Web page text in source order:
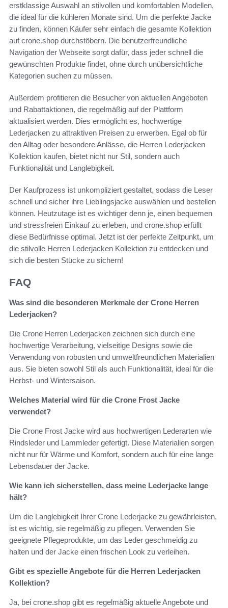
erstklassige Auswahl an stilvollen und komfortablen Modellen,
die ideal für die kühleren Monate sind. Um die perfekte Jacke
zu finden, können Käufer sehr einfach die gesamte Kollektion
auf crone.shop durchstöbern. Die benutzerfreundliche
Navigation der Webseite sorgt dafür, dass jeder schnell die
gewünschten Produkte findet, ohne durch unübersichtliche
Kategorien suchen zu müssen.
Außerdem profitieren die Besucher von aktuellen Angeboten
und Rabattaktionen, die regelmäßig auf der Plattform
aktualisiert werden. Dies ermöglicht es, hochwertige
Lederjacken zu attraktiven Preisen zu erwerben. Egal ob für
den Alltag oder besondere Anlässe, die Herren Lederjacken
Kollektion kaufen, bietet nicht nur Stil, sondern auch
Funktionalität und Langlebigkeit.
Der Kaufprozess ist unkompliziert gestaltet, sodass die Leser
schnell und sicher ihre Lieblingsjacke auswählen und bestellen
können. Heutzutage ist es wichtiger denn je, einen bequemen
und stressfreien Einkauf zu erleben, und crone.shop erfüllt
diese Bedürfnisse optimal. Jetzt ist der perfekte Zeitpunkt, um
die stilvolle Herren Lederjacken Kollektion zu entdecken und
sich die besten Stücke zu sichern!
FAQ
Was sind die besonderen Merkmale der Crone Herren
Lederjacken?
Die Crone Herren Lederjacken zeichnen sich durch eine
hochwertige Verarbeitung, vielseitige Designs sowie die
Verwendung von robusten und umweltfreundlichen Materialien
aus. Sie bieten sowohl Stil als auch Funktionalität, ideal für die
Herbst- und Wintersaison.
Welches Material wird für die Crone Frost Jacke
verwendet?
Die Crone Frost Jacke wird aus hochwertigen Lederarten wie
Rindsleder und Lammleder gefertigt. Diese Materialien sorgen
nicht nur für Wärme und Komfort, sondern auch für eine lange
Lebensdauer der Jacke.
Wie kann ich sicherstellen, dass meine Lederjacke lange
hält?
Um die Langlebigkeit Ihrer Crone Lederjacke zu gewährleisten,
ist es wichtig, sie regelmäßig zu pflegen. Verwenden Sie
geeignete Pflegeprodukte, um das Leder geschmeidig zu
halten und der Jacke einen frischen Look zu verleihen.
Gibt es spezielle Angebote für die Herren Lederjacken
Kollektion?
Ja, bei crone.shop gibt es regelmäßig aktuelle Angebote und